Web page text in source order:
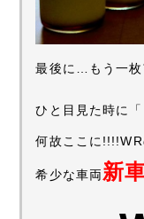
最後に…もう一
ひと目見た時に「
何故ここに
希少な車両新